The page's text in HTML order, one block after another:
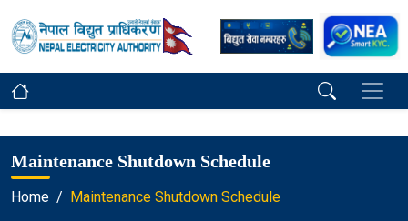
Maintenance Shutdown Schedule
Home Maintenance Shutdown Schedule